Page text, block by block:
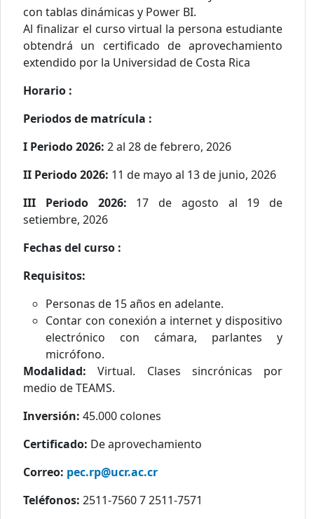
con tablas dinámicas y Power BI.
Al finalizar el curso virtual la persona estudiante
obtendrá un certificado de aprovechamiento
extendido por la Universidad de Costa Rica
Horario :
Periodos de matrícula :
I Periodo 2026: 2 al 28 de febrero, 2026
II Periodo 2026: 11 de mayo al 13 de junio, 2026
III Periodo 2026: 17 de agosto al 19 de
setiembre, 2026
Fechas del curso :
Requisitos:
Personas de 15 años en adelante.
Contar con conexión a internet y dispositivo
electrónico con cámara, parlantes y
micrófono.
Modalidad: Virtual. Clases sincrónicas por
medio de TEAMS.
Inversión: 45.000 colones
Certificado: De aprovechamiento
Correo: pec.rp@ucr.ac.cr
Teléfonos: 2511-7560 7 2511-7571